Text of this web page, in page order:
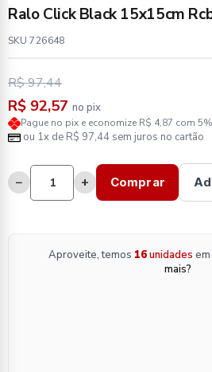
Ralo Click Black 15x15cm
SKU 726648
R$ 97,44
R$ 92,57 no pix
Pague no pix e economize R$ 4,87 com
ou 1x de R$ 97,44 sem juros no cartão
− + Comprar
Aproveite, temos 16unidades
mais?